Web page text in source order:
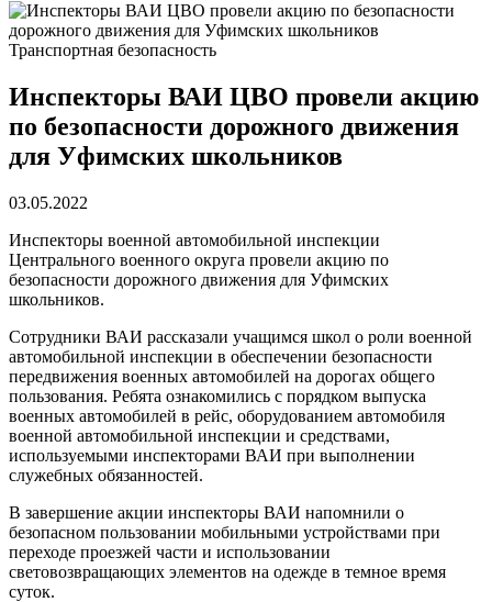
Транспортная безопасность
Инспекторы ВАИ ЦВО провели акцию
по безопасности дорожного движения
для Уфимских школьников
03.05.2022
Инспекторы военной автомобильной инспекции
Центрального военного округа провели акцию по
безопасности дорожного движения для Уфимских
школьников.
Сотрудники ВАИ рассказали учащимся школ о роли военной
автомобильной инспекции в обеспечении безопасности
передвижения военных автомобилей на дорогах общего
пользования. Ребята ознакомились с порядком выпуска
военных автомобилей в рейс, оборудованием автомобиля
военной автомобильной инспекции и средствами,
используемыми инспекторами ВАИ при выполнении
служебных обязанностей.
В завершение акции инспекторы ВАИ напомнили о
безопасном пользовании мобильными устройствами при
переходе проезжей части и использовании
световозвращающих элементов на одежде в темное время
суток.